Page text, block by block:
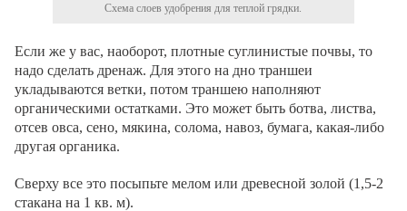
Схема слоев удобрения для теплой грядки.
Если же у вас, наоборот, плотные суглинистые почвы, то
надо сделать дренаж. Для этого на дно траншеи
укладываются ветки, потом траншею наполняют
органическими остатками. Это может быть ботва, листва,
отсев овса, сено, мякина, солома, навоз, бумага, какая-либо
другая органика.
Сверху все это посыпьте мелом или древесной золой (1,5-2
стакана на 1 кв. м).